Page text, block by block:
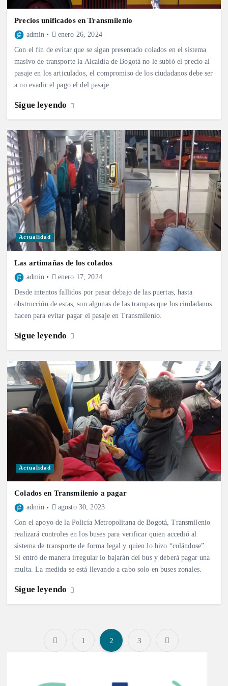
Precios unificados en Transmilenio
admin enero 26, 2024
Con el fin de evitar que se sigan presentado colados en el sistema
masivo de transporte la Alcaldía de Bogotá no le subió el precio al
pasaje en los articulados, el compromiso de los ciudadanos debe ser
a no evadir el pago el del pasaje.
Sigue leyendo
Actualidad
Las artimañas de los colados
admin enero 17, 2024
Desde intentos fallidos por pasar debajo de las puertas, hasta
obstrucción de estas, son algunas de las trampas que los ciudadanos
hacen para evitar pagar el pasaje en Transmilenio.
Sigue leyendo
Actualidad
Colados en Transmilenio a pagar
admin agosto 30, 2023
Con el apoyo de la Policía Metropolitana de Bogotá, Transmilenio
realizará controles en los buses para verificar quien accedió al
sistema de transporte de forma legal y quien lo hizo “colándose”.
Si entró de manera irregular lo bajarán del bus y deberá pagar una
multa. La medida se está llevando a cabo solo en buses zonales.
Sigue leyendo
P
a
1 2 3